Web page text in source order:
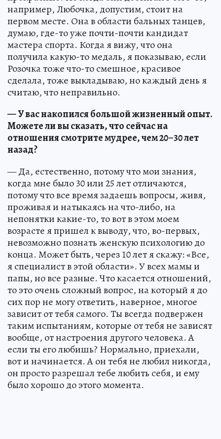
например, Любочка, допустим, стоит на
первом месте. Она в области бальных танцев,
думаю, где-то уже почти-почти кандидат
мастера спорта. Когда я вижу, что она
получила какую-то медаль, я показываю, если
Розочка тоже что-то смешное, красивое
сделала, тоже выкладываю, но каждый день я
считаю, что неправильно.
— У вас накопился большой жизненный опыт.
Можете ли вы сказать, что сейчас на
отношения смотрите мудрее, чем 20–30 лет
назад?
— Да, естественно, потому что мои знания,
когда мне было 30 или 25 лет отличаются,
потому что все время задаешь вопросы, живя,
проживая и натыкаясь на что-либо, на
непонятки какие-то, то вот в этом моем
возрасте я пришел к выводу, что, во-первых,
невозможно познать женскую психологию до
конца. Может быть, через 10 лет я скажу: «Все,
я специалист в этой области». У всех мамы и
папы, но все разные. Что касается отношений,
то это очень сложный вопрос, на который я до
сих пор не могу ответить, наверное, многое
зависит от тебя самого. Ты всегда подвержен
таким испытаниям, которые от тебя не зависят
вообще, от настроения другого человека. А
если ты его любишь? Нормально, приехали,
вот и начинается. А он тебя не любил никогда,
он просто разрешал тебе любить себя, и ему
было хорошо до этого момента.